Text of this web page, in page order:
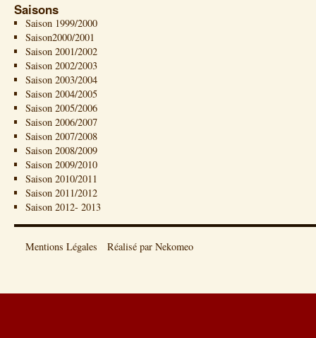
Saisons
Saison 1999/2000
Saison2000/2001
Saison 2001/2002
Saison 2002/2003
Saison 2003/2004
Saison 2004/2005
Saison 2005/2006
Saison 2006/2007
Saison 2007/2008
Saison 2008/2009
Saison 2009/2010
Saison 2010/2011
Saison 2011/2012
Saison 2012- 2013
Mentions Légales Réalisé par Nekomeo